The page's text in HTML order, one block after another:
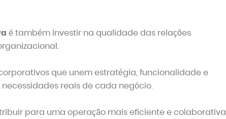
é também investir na qualidade das relações
que unem estratégia, funcionalidade e
reais de cada negócio.
para uma operação mais eficiente e